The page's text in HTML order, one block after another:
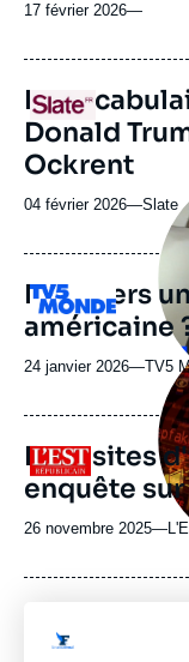
17 février 2026—
Logo
URL
de
Spotify
Le
Donald
Ockrent
04 février 2026—Nom
journal,
ou
Slate
Logo
Iran : vers
américaine
24 janvier 2026—Nom
revue
ou
TV5
Logo
Faux sites
enquête
26 novembre 2025—
Logo